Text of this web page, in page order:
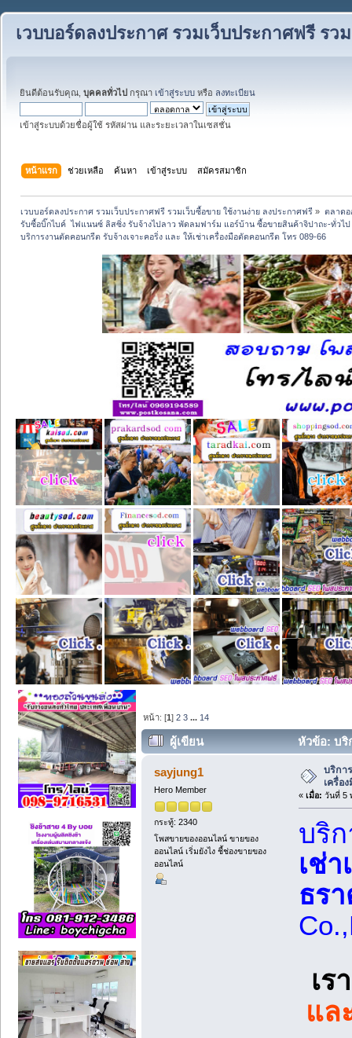
เวบบอร์ดลงประกาศ รวมเว็บประกาศฟรี รว
ยินดีต้อนรับคุณ, บุคคลทั่วไป กรุณา เข้าสู่ระบบ หรือ ลงทะเบียน
เข้าสู่ระบบด้วยชื่อผู้ใช้ รหัสผ่าน และระยะเวลาในเซสชั่น
หน้าแรก ช่วยเหลือ ค้นหา เข้าสู่ระบบ สมัครสมาชิก
เวบบอร์ดลงประกาศ รวมเว็บประกาศฟรี รวมเว็บซื้อขาย ใช้งานง่าย ลงประกาศฟรี » ตลาดอ
รับซื้อบิ๊กไบค์  ไฟแนนซ์ ลิสซิ่ง รับจ้างไปลาว พัดลมฟาร์ม แอร์บ้าน ซื้อขายสินค้าจิปาถะ-ทั่วไ
บริการงานตัดคอนกรีต รับจ้างเจาะคอริ่ง และ ให้เช่าเครื่องมือตัดคอนกรีต โทร 089-66
หน้า: [1]2 3 ... 14
ผู้เขียน
หัวข้อ: บริ
(อ่าน 2458 ครั้ง)
sayjung1
Hero Member
กระทู้: 2340
โพสขายของออนไลน์ ขายของ
ออนไลน์ เริ่มยังไง ชี้ช่องขายของ
ออนไลน์
บริกา
เครื่อ
« เมื่อ: วันที่ 5
บริ
เช่า
ธร
เ
แล